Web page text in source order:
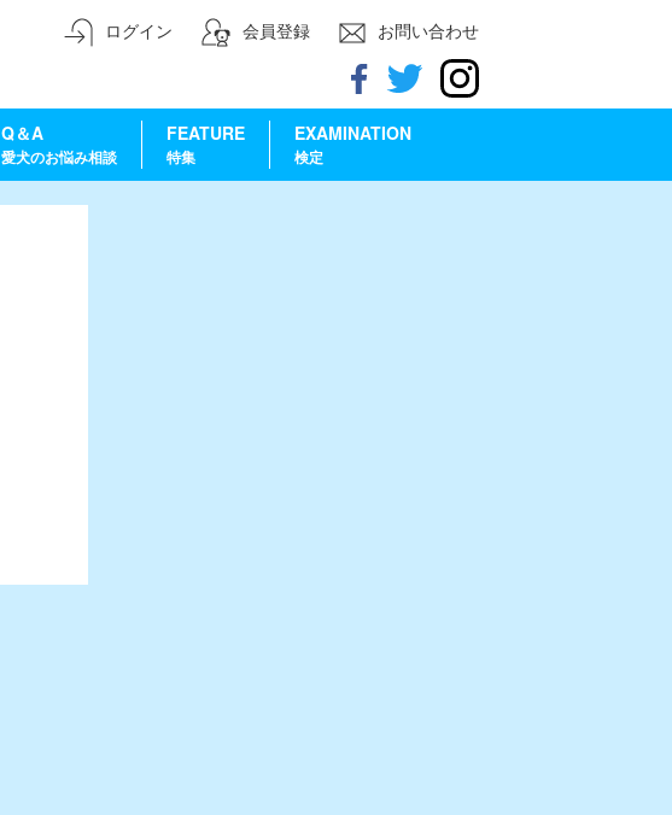
ログイン 会員登録 お問い合わせ
Q＆A
愛犬のお悩み相談
FEATURE
特集
EXAMINATION
検定